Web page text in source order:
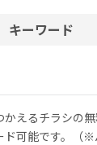
キーワード
えるチラシの
ド可能です。（